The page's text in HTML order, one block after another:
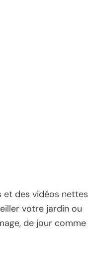
et des vidéos nettes
votre jardin ou
de jour comme